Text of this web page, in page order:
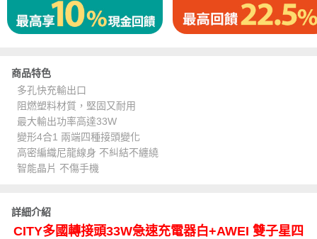
商品特色
多孔快充輸出口
阻燃塑料材質，堅固又耐用
最大輸出功率高達33W
變形4合1 兩端四種接頭變化
高密編織尼龍線身 不糾結不纏繞
智能晶片 不傷手機
詳細介紹
CITY多國轉接頭33W急速充電器白+AWEI 雙子星四